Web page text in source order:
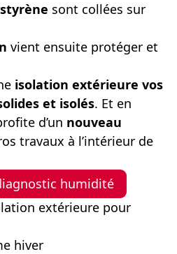
sont collées sur
vient ensuite protéger et
isolation extérieure vos
et isolés. Et en
d’un nouveau
travaux à l’intérieur de
humidité
extérieure pour
hiver